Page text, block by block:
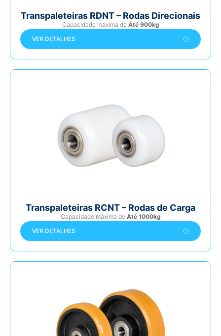
Transpaleteiras RDNT – Rodas Direcionais
Capacidade máxima de Até 900kg
VER DETALHES
Transpaleteiras RCNT – Rodas de Carga
Capacidade máxima de Até 1000kg
VER DETALHES